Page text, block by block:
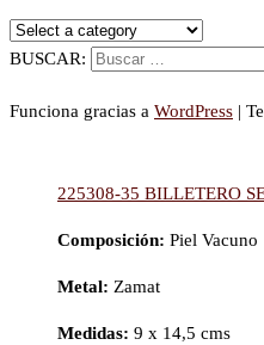
225308-35 BILLETERO
Composición: Piel Vacuno
Metal: Zamat
Medidas: 9 x 14,5 cms
BUSCAR:
Funciona gracias a WordPress |